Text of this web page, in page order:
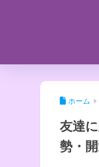
ホーム
友達
勢・